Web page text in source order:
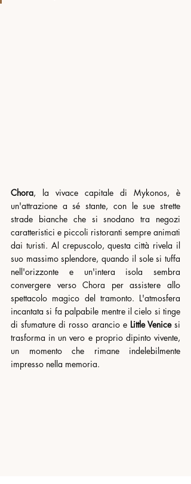
Chora, la vivace capitale di Mykonos, è
un'attrazione a sé stante, con le sue strette
strade bianche che si snodano tra negozi
caratteristici e piccoli ristoranti sempre animati
dai turisti. Al crepuscolo, questa città rivela il
suo massimo splendore, quando il sole si tuffa
nell'orizzonte e un'intera isola sembra
convergere verso Chora per assistere allo
spettacolo magico del tramonto. L'atmosfera
incantata si fa palpabile mentre il cielo si tinge
di sfumature di rosso arancio e Little Venice si
trasforma in un vero e proprio dipinto vivente,
un momento che rimane indelebilmente
impresso nella memoria.